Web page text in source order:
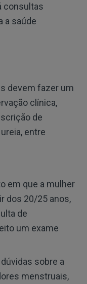
consultas
a saúde
devem fazer um
clínica,
de
entre
em que a mulher
dos 20/25 anos,
de
um exame
sobre a
menstruais,